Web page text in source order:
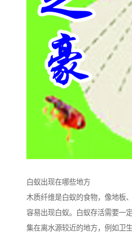
白蚁出现在哪些地方
木质纤维是白蚁的食物，像地板
容易出现白蚁。白蚁存活需要一
集在离水源较近的地方，例如卫